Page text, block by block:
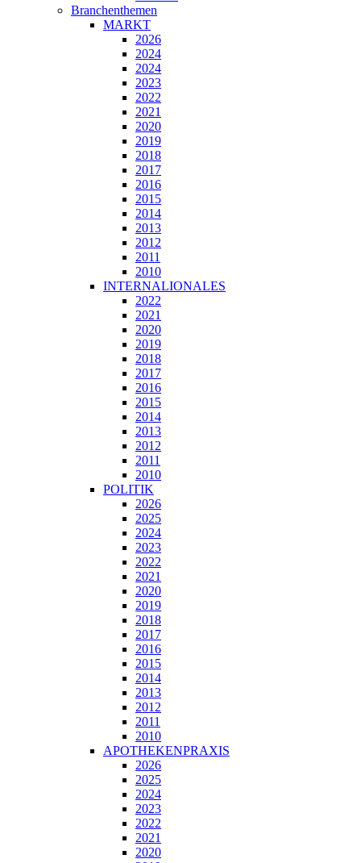
Branchenthemen
MARKT
2026
2024
2024
2023
2022
2021
2020
2019
2018
2017
2016
2015
2014
2013
2012
2011
2010
INTERNALIONALES
2022
2021
2020
2019
2018
2017
2016
2015
2014
2013
2012
2011
2010
POLITIK
2026
2025
2024
2023
2022
2021
2020
2019
2018
2017
2016
2015
2014
2013
2012
2011
2010
APOTHEKENPRAXIS
2026
2025
2024
2023
2022
2021
2020